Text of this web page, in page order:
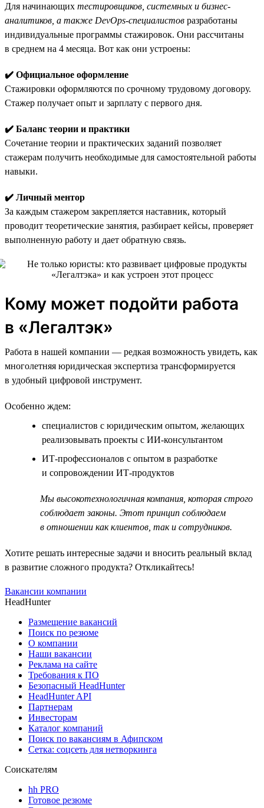
Для начинающих тестировщиков, системных и бизнес-
аналитиков, а также DevOps-специалистов разработаны
индивидуальные программы стажировок. Они рассчитаны
в среднем на 4 месяца. Вот как они устроены:
✔️ Официальное оформление
Стажировки оформляются по срочному трудовому договору.
Стажер получает опыт и зарплату с первого дня.
✔️ Баланс теории и практики
Сочетание теории и практических заданий позволяет
стажерам получить необходимые для самостоятельной работы
навыки.
✔️ Личный ментор
За каждым стажером закрепляется наставник, который
проводит теоретические занятия, разбирает кейсы, проверяет
выполненную работу и дает обратную связь.
Кому может подойти работа
в «Легалтэк»
Работа в нашей компании — редкая возможность увидеть, как
многолетняя юридическая экспертиза трансформируется
в удобный цифровой инструмент.
Особенно ждем:
специалистов с юридическим опытом, желающих
реализовывать проекты с ИИ-консультантом
ИТ-профессионалов с опытом в разработке
и сопровождении ИТ-продуктов
Мы высокотехнологичная компания, которая строго
соблюдает законы. Этот принцип соблюдаем
в отношении как клиентов, так и сотрудников.
Хотите решать интересные задачи и вносить реальный вклад
в развитие сложного продукта? Откликайтесь!
Вакансии компании
HeadHunter
Размещение вакансий
Поиск по резюме
О компании
Наши вакансии
Реклама на сайте
Требования к ПО
Безопасный HeadHunter
HeadHunter API
Партнерам
Инвесторам
Каталог компаний
Поиск по вакансиям в Афипском
Сетка: соцсеть для нетворкинга
Соискателям
hh PRO
Готовое резюме